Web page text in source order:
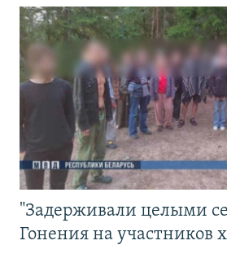
"Задерживали целыми
Гонения на участников